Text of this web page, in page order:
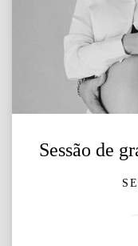
Sessão de